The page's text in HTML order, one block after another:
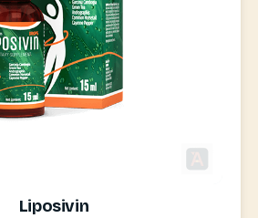
Liposivin